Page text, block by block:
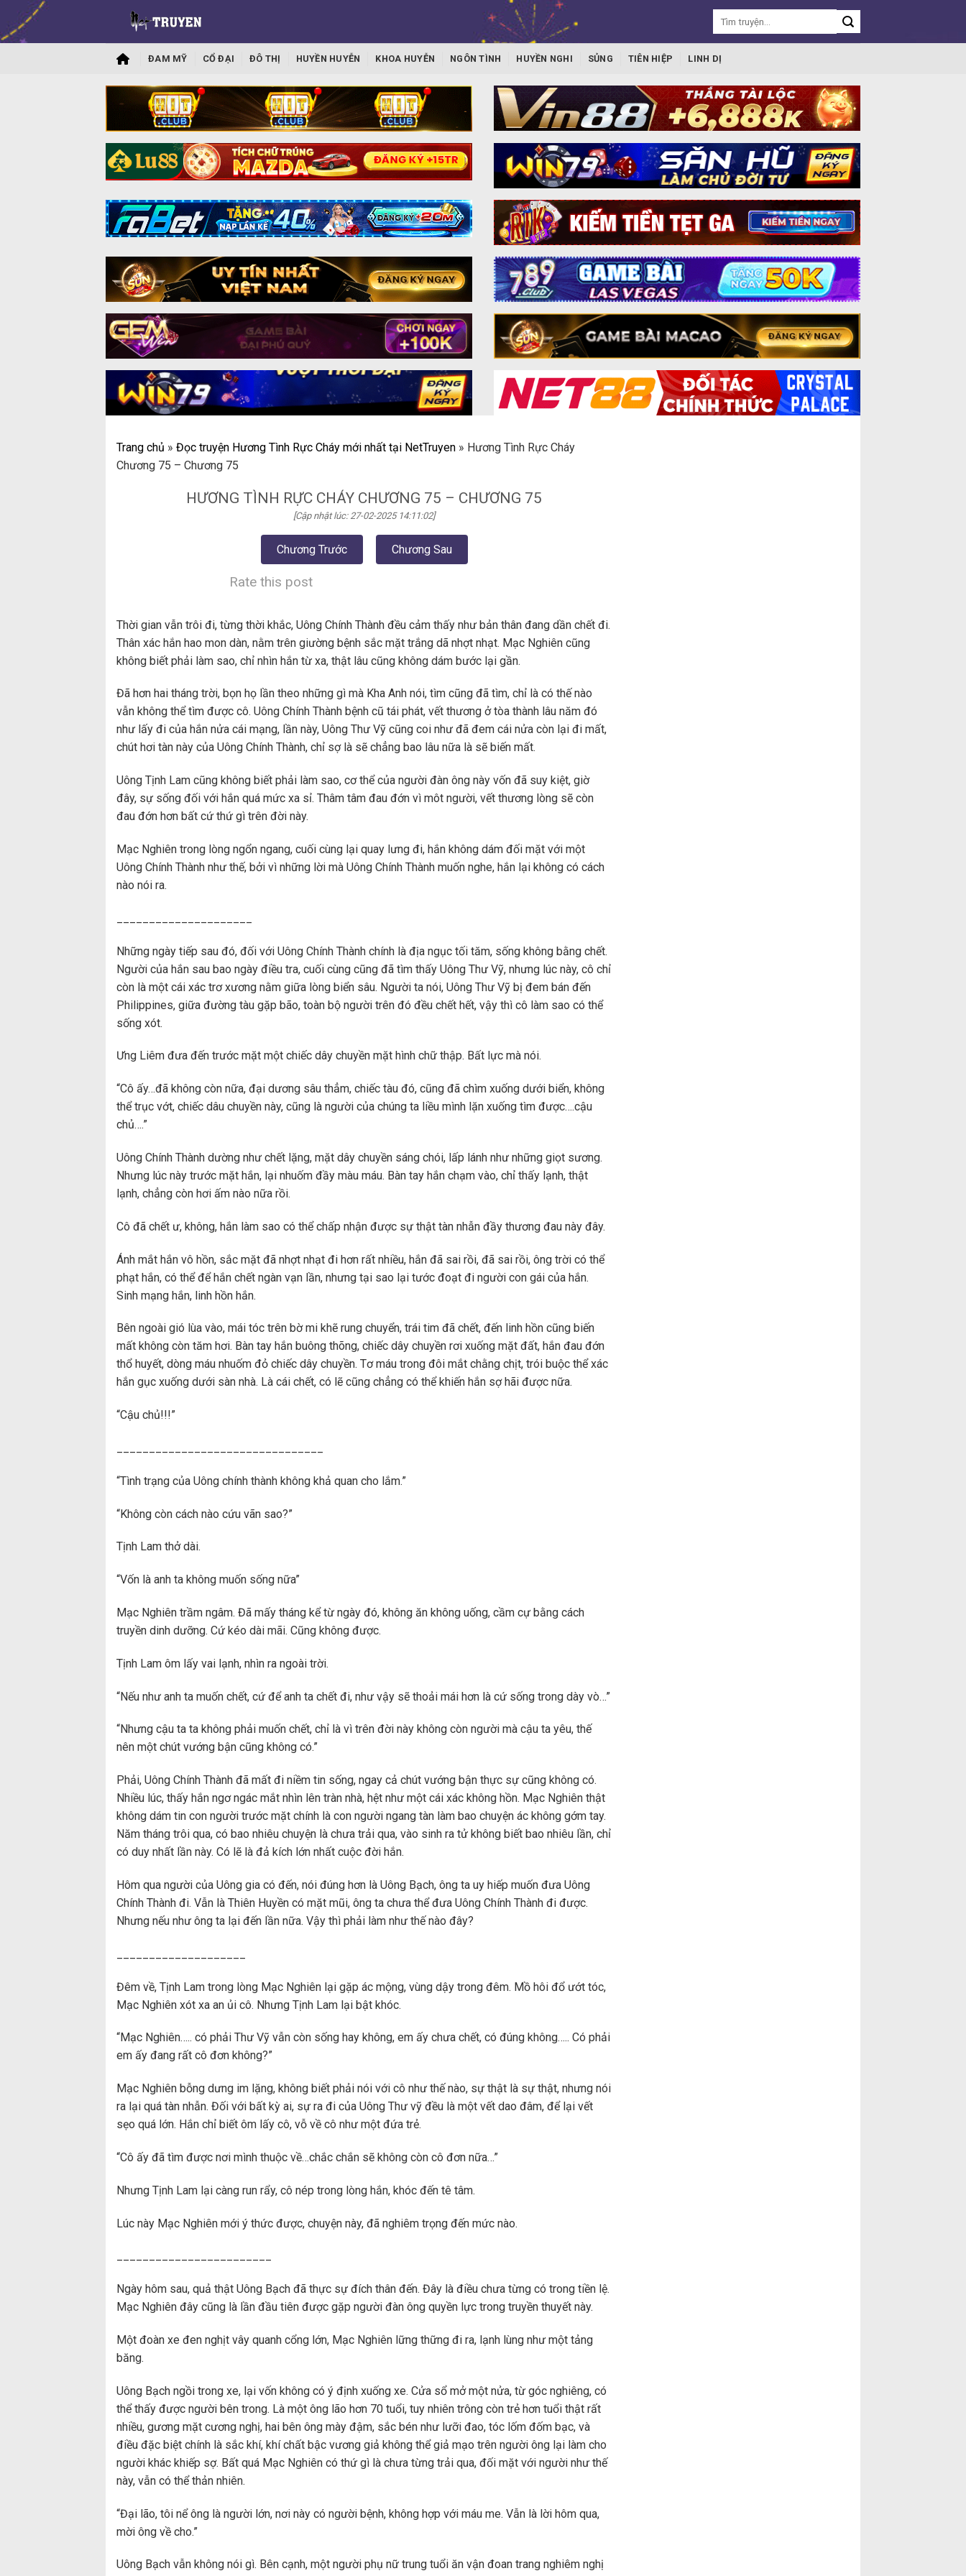
ĐAM MỸ CỔ ĐẠI ĐÔ THỊ HUYỀN HUYỄN KHOA HUYỄN NGÔN TÌNH HUYỀN NGHI SỦNG TIÊN HIỆP LINH DỊ
Trang chủ » Đọc truyện Hương Tình Rực Cháy mới nhất tại NetTruyen » Hương Tình Rực Cháy
Chương 75 – Chương 75
HƯƠNG TÌNH RỰC CHÁY CHƯƠNG 75 – CHƯƠNG 75
[Cập nhật lúc: 27-02-2025 14:11:02]
Chương Trước Chương Sau
Rate this post
Thời gian vẫn trôi đi, từng thời khắc, Uông Chính Thành đều cảm thấy như bản thân đang dần chết đi.
Thân xác hắn hao mon dàn, nằm trên giường bệnh sắc mặt trắng dã nhợt nhạt. Mạc Nghiên cũng
không biết phải làm sao, chỉ nhìn hắn từ xa, thật lâu cũng không dám bước lại gần.
Đã hơn hai tháng trời, bọn họ lần theo những gì mà Kha Anh nói, tìm cũng đã tìm, chỉ là có thế nào
vẫn không thể tìm được cô. Uông Chính Thành bệnh cũ tái phát, vết thương ở tòa thành lâu năm đó
như lấy đi của hắn nửa cái mạng, lần này, Uông Thư Vỹ cũng coi như đã đem cái nửa còn lại đi mất,
chút hơi tàn này của Uông Chính Thành, chỉ sợ là sẽ chẳng bao lâu nữa là sẽ biến mất.
Uông Tịnh Lam cũng không biết phải làm sao, cơ thể của người đàn ông này vốn đã suy kiệt, giờ
đây, sự sống đối với hắn quá mức xa sỉ. Thâm tâm đau đớn vì môt người, vết thương lòng sẽ còn
đau đớn hơn bất cứ thứ gì trên đời này.
Mạc Nghiên trong lòng ngổn ngang, cuối cùng lại quay lưng đi, hắn không dám đối mặt với một
Uông Chính Thành như thế, bởi vì những lời mà Uông Chính Thành muốn nghe, hắn lại không có cách
nào nói ra.
Những ngày tiếp sau đó, đối với Uông Chính Thành chính là địa ngục tối tăm, sống không bằng chết.
Người của hắn sau bao ngày điều tra, cuối cùng cũng đã tìm thấy Uông Thư Vỹ, nhưng lúc này, cô chỉ
còn là một cái xác trơ xương nằm giữa lòng biển sâu. Người ta nói, Uông Thư Vỹ bị đem bán đến
Philippines, giữa đường tàu gặp bão, toàn bộ người trên đó đều chết hết, vậy thì cô làm sao có thể
sống xót.
Ưng Liêm đưa đến trước mặt một chiếc dây chuyền mặt hình chữ thập. Bất lực mà nói.
“Cô ấy…đã không còn nữa, đại dương sâu thẳm, chiếc tàu đó, cũng đã chìm xuống dưới biển, không
thể trục vớt, chiếc dâu chuyền này, cũng là người của chúng ta liều mình lặn xuống tìm được….cậu
chủ….”
Uông Chính Thành dường như chết lặng, mặt dây chuyền sáng chói, lấp lánh như những giọt sương.
Nhưng lúc này trước mặt hắn, lại nhuốm đầy màu máu. Bàn tay hắn chạm vào, chỉ thấy lạnh, thật
lạnh, chẳng còn hơi ấm nào nữa rồi.
Cô đã chết ư, không, hắn làm sao có thể chấp nhận được sự thật tàn nhẫn đầy thương đau này đây.
Ánh mắt hắn vô hồn, sắc mặt đã nhợt nhạt đi hơn rất nhiều, hắn đã sai rồi, đã sai rồi, ông trời có thể
phạt hắn, có thể để hắn chết ngàn vạn lần, nhưng tại sao lại tước đoạt đi người con gái của hắn.
Sinh mạng hắn, linh hồn hắn.
Bên ngoài gió lùa vào, mái tóc trên bờ mi khẽ rung chuyển, trái tim đã chết, đến linh hồn cũng biến
mất không còn tăm hơi. Bàn tay hắn buông thõng, chiếc dây chuyền rơi xuống mặt đất, hắn đau đớn
thổ huyết, dòng máu nhuốm đỏ chiếc dây chuyền. Tơ máu trong đôi mắt chằng chịt, trói buộc thể xác
hắn gục xuống dưới sàn nhà. Là cái chết, có lẽ cũng chẳng có thể khiến hắn sợ hãi được nữa.
“Cậu chủ!!!”
“Tình trạng của Uông chính thành không khả quan cho lắm.”
“Không còn cách nào cứu vãn sao?”
Tịnh Lam thở dài.
“Vốn là anh ta không muốn sống nữa”
Mạc Nghiên trầm ngâm. Đã mấy tháng kể từ ngày đó, không ăn không uống, cầm cự bằng cách
truyền dinh dưỡng. Cứ kéo dài mãi. Cũng không được.
Tịnh Lam ôm lấy vai lạnh, nhìn ra ngoài trời.
“Nếu như anh ta muốn chết, cứ để anh ta chết đi, như vậy sẽ thoải mái hơn là cứ sống trong dày vò…”
“Nhưng cậu ta ta không phải muốn chết, chỉ là vì trên đời này không còn người mà cậu ta yêu, thế
nên một chút vướng bận cũng không có.”
Phải, Uông Chính Thành đã mất đi niềm tin sống, ngay cả chút vướng bận thực sự cũng không có.
Nhiều lúc, thấy hắn ngơ ngác mắt nhìn lên tràn nhà, hệt như một cái xác không hồn. Mạc Nghiên thật
không dám tin con người trước mặt chính là con người ngang tàn làm bao chuyện ác không gớm tay.
Năm tháng trôi qua, có bao nhiêu chuyện là chưa trải qua, vào sinh ra tử không biết bao nhiêu lần, chỉ
có duy nhất lần này. Có lẽ là đả kích lớn nhất cuộc đời hắn.
Hôm qua người của Uông gia có đến, nói đúng hơn là Uông Bạch, ông ta uy hiếp muốn đưa Uông
Chính Thành đi. Vẫn là Thiên Huyền có mặt mũi, ông ta chưa thể đưa Uông Chính Thành đi được.
Nhưng nếu như ông ta lại đến lần nữa. Vậy thì phải làm như thế nào đây?
Đêm về, Tịnh Lam trong lòng Mạc Nghiên lại gặp ác mộng, vùng dậy trong đêm. Mồ hôi đổ ướt tóc,
Mạc Nghiên xót xa an ủi cô. Nhưng Tịnh Lam lại bật khóc.
“Mạc Nghiên….. có phải Thư Vỹ vẫn còn sống hay không, em ấy chưa chết, có đúng không….. Có phải
em ấy đang rất cô đơn không?”
Mạc Nghiên bỗng dưng im lặng, không biết phải nói với cô như thế nào, sự thật là sự thật, nhưng nói
ra lại quá tàn nhẫn. Đối với bất kỳ ai, sự ra đi của Uông Thư vỹ đều là một vết dao đâm, để lại vết
sẹo quá lớn. Hắn chỉ biết ôm lấy cô, vỗ về cô như một đứa trẻ.
“Cô ấy đã tìm được nơi mình thuộc về…chắc chắn sẽ không còn cô đơn nữa…”
Nhưng Tịnh Lam lại càng run rẩy, cô nép trong lòng hắn, khóc đến tê tâm.
Lúc này Mạc Nghiên mới ý thức được, chuyện này, đã nghiêm trọng đến mức nào.
Ngày hôm sau, quả thật Uông Bạch đã thực sự đích thân đến. Đây là điều chưa từng có trong tiền lệ.
Mạc Nghiên đây cũng là lần đầu tiên được gặp người đàn ông quyền lực trong truyền thuyết này.
Một đoàn xe đen nghịt vây quanh cổng lớn, Mạc Nghiên lững thững đi ra, lạnh lùng như một tảng
băng.
Uông Bạch ngồi trong xe, lại vốn không có ý định xuống xe. Cửa sổ mở một nửa, từ góc nghiêng, có
thể thấy được người bên trong. Là một ông lão hơn 70 tuổi, tuy nhiên trông còn trẻ hơn tuổi thật rất
nhiều, gương mặt cương nghị, hai bên ông mày đậm, sắc bén như lưỡi đao, tóc lốm đốm bạc, và
điều đặc biệt chính là sắc khí, khí chất bậc vương giả không thể giả mạo trên người ông lại làm cho
người khác khiếp sợ. Bất quá Mạc Nghiên có thứ gì là chưa từng trải qua, đối mặt với người như thế
này, vẫn có thể thản nhiên.
“Đại lão, tôi nể ông là người lớn, nơi này có người bệnh, không hợp với máu me. Vẫn là lời hôm qua,
mời ông về cho.”
Uông Bạch vẫn không nói gì. Bên cạnh, một người phụ nữ trung tuổi ăn vận đoan trang nghiêm nghị